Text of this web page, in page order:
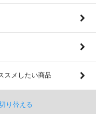
スメしたい商品
り替える